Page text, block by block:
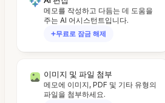
메모를 작성하고 다듬는 데 도움을
주는 AI 어시스턴트입니다.
무료로 잠금 해제
이미지 및 파일 첨부
메모에 이미지, PDF 및 기타 유형의
파일을 첨부하세요.